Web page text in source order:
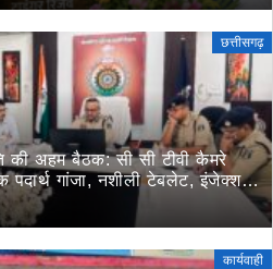
छत्तीसगढ़
की अहम बैठक: सी सी टीवी कैमरे
गांजा, नशीली टेबलेट, इंजेक्शन
रोकने के लिए संयुक्त कार्यवाही
कार्यवाही